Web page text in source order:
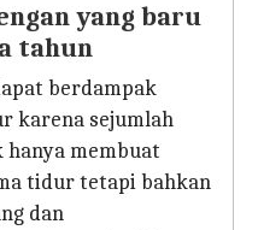
yang baru
tahun
berdampak
karena sejumlah
hanya membuat
tidur tetapi bahkan
dan